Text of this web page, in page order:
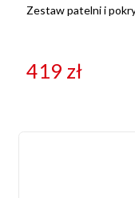
Zestaw patelni i
419 zł